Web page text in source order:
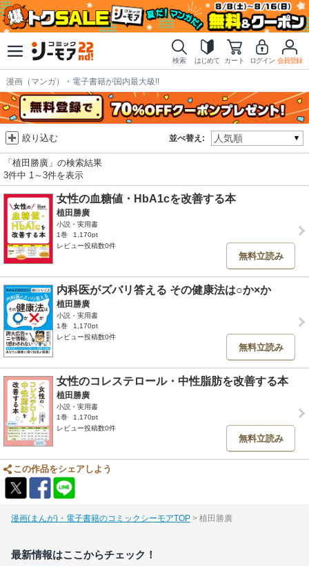
検索 はじめて カート ログイン 会員登録
漫画（マンガ）・電子書籍が国内最大級!!
並べ替え:
絞り込む
「植田勝廣」の検索結果
3件中 1～3件を表示
女性の血糖値・HbA1cを改善する本
植田勝廣
小説・実用書
1巻
1,170pt
レビュー投稿数0件
無料立読み
内科医がズバリ答える その健康法は○か×か
植田勝廣
小説・実用書
1巻
1,170pt
レビュー投稿数0件
無料立読み
女性のコレステロール・中性脂肪を改善する本
植田勝廣
小説・実用書
1巻
1,170pt
レビュー投稿数0件
無料立読み
この作品をシェアしよう
漫画(まんが)・電子書籍のコミックシーモアTOP 植田勝廣
最新情報はここからチェック！